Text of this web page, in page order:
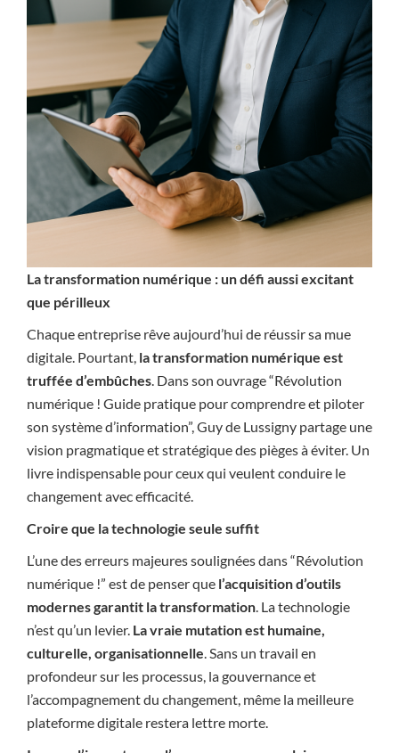
La transformation numérique : un défi aussi excitant
que périlleux
Chaque entreprise rêve aujourd’hui de réussir sa mue
digitale. Pourtant, la transformation numérique est
truffée d’embûches. Dans son ouvrage “Révolution
numérique ! Guide pratique pour comprendre et piloter
son système d’information”, Guy de Lussigny partage une
vision pragmatique et stratégique des pièges à éviter. Un
livre indispensable pour ceux qui veulent conduire le
changement avec efficacité.
Croire que la technologie seule suffit
L’une des erreurs majeures soulignées dans “Révolution
numérique !” est de penser que l’acquisition d’outils
modernes garantit la transformation. La technologie
n’est qu’un levier. La vraie mutation est humaine,
culturelle, organisationnelle. Sans un travail en
profondeur sur les processus, la gouvernance et
l’accompagnement du changement, même la meilleure
plateforme digitale restera lettre morte.